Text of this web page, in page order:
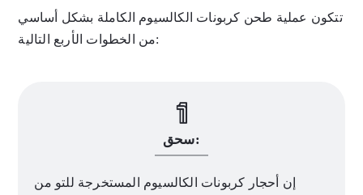
تتكون عملية طحن كربونات الكالسيوم الكاملة بشكل أساسي
من الخطوات الأربع التالية:
سحق:
إن أحجار كربونات الكالسيوم المستخرجة للتو من